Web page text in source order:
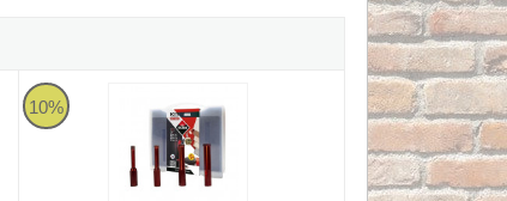
Corte Seco - Ø20mm
10%
Kit DRYGRES 4DRILL Rubi para Corte Seco - 4 Brocas